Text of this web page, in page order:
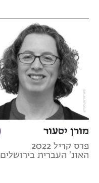
מורן יסעור
פרס קריל 2022
האונ' העברית בירושלים